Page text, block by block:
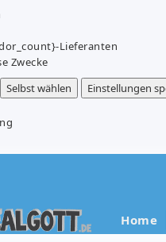
Lieferanten
Zwecke
Selbst wählen Einstellungen
Home